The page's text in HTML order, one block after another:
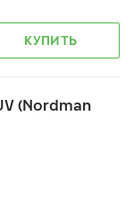
КУПИТЬ
(Nordman